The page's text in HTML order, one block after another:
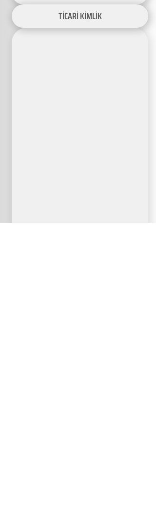
TİCARİ KİMLİK